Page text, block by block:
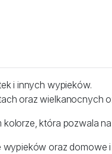
i innych wypieków.
oraz wielkanocnych
która pozwala
oraz domowe